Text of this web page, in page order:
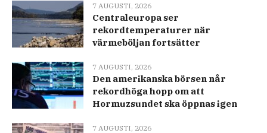
7 AUGUSTI, 2026
Centraleuropa ser
rekordtemperaturer när
värmeböljan fortsätter
7 AUGUSTI, 2026
Den amerikanska börsen når
rekordhöga hopp om att
Hormuzsundet ska öppnas igen
7 AUGUSTI, 2026